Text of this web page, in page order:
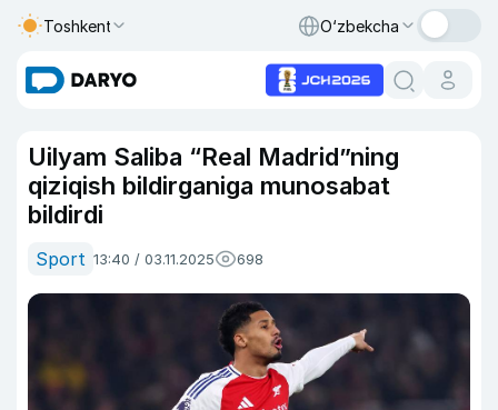
Toshkent O‘zbekcha
Uilyam Saliba “Real Madrid”ning
qiziqish bildirganiga munosabat
bildirdi
Sport 13:40 / 03.11.2025 698